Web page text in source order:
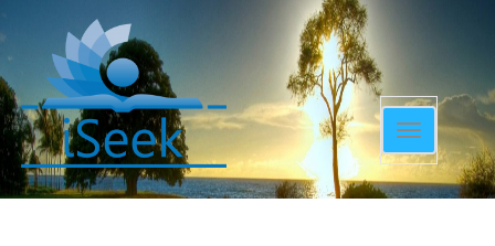
Toggle
navigation